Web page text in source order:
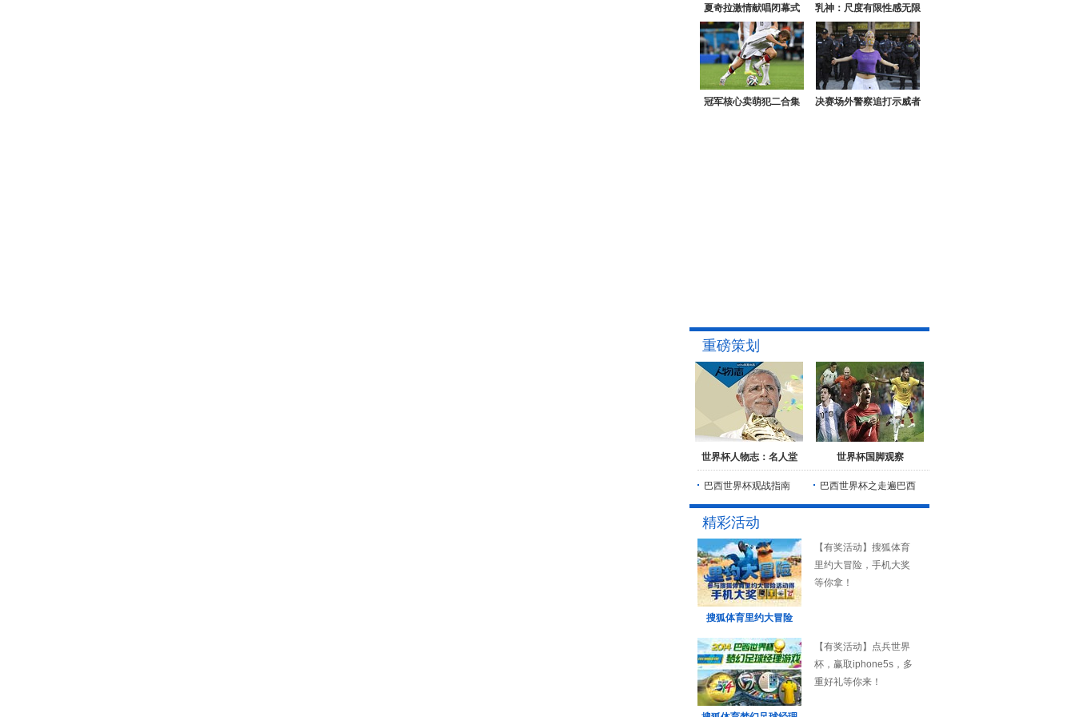
夏奇拉激情献唱闭幕式 乳神：尺度有限性感无限
冠军核心卖萌犯二合集 决赛场外警察追打示威者
重磅策划
世界杯人物志：名人堂 世界杯国脚观察
巴西世界杯观战指南 巴西世界杯之走遍巴西
精彩活动
搜狐体育里约大冒险
【有奖活动】搜狐体育
里约大冒险，手机大奖
等你拿！
【有奖活动】点兵世界
杯，赢取iphone5s，多
重好礼等你来！